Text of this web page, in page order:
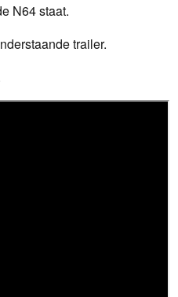
N64 staat.
trailer.